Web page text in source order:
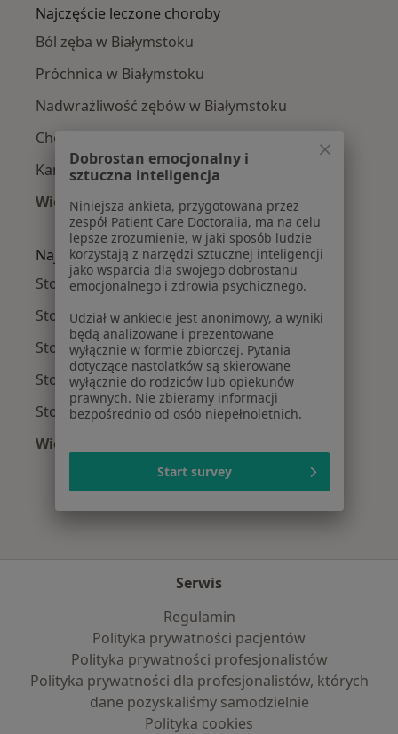
Najczęście leczone choroby
Ból zęba w Białymstoku
Próchnica w Białymstoku
Nadwrażliwość zębów w Białymstoku
Choroby miazgi w Białymstoku
Kamień nazębny w Białymstoku
Więcej (15)
Więcej w kategorii: Najczęście leczone
Najpopularniejsze ubezpieczenia
Stomatolodzy z PZU Zdrowie w Białymstoku
Stomatolodzy z Compensa w Białymstoku
Stomatolodzy z Enel-med w Białymstoku
Stomatolodzy z Allianz w Białymstoku
Stomatolodzy z POLMED w Białymstoku
Więcej (1)
Więcej w kategorii: Najpopularniejsze
Serwis
Regulamin
Polityka prywatności pacjentów
Polityka prywatności profesjonalistów
Polityka prywatności dla profesjonalistów, których
dane pozyskaliśmy samodzielnie
Polityka cookies
Dobrostan emocjonalny i
sztuczna inteligencja
Niniejsza ankieta, przygotowana przez
zespół Patient Care Doctoralia, ma na celu
lepsze zrozumienie, w jaki sposób ludzie
korzystają z narzędzi sztucznej inteligencji
jako wsparcia dla swojego dobrostanu
emocjonalnego i zdrowia psychicznego.
Udział w ankiecie jest anonimowy, a wyniki
będą analizowane i prezentowane
wyłącznie w formie zbiorczej. Pytania
dotyczące nastolatków są skierowane
wyłącznie do rodziców lub opiekunów
prawnych. Nie zbieramy informacji
bezpośrednio od osób niepełnoletnich.
Start survey